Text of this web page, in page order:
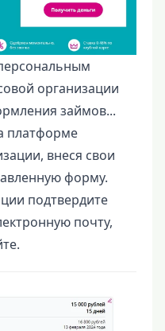
организации
займов...
платформе
внеся свои
форму.
подтвердите
почту,